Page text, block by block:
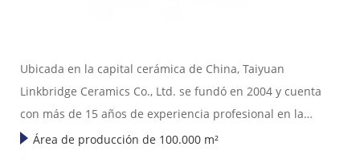
Ubicada en la capital cerámica de China, Taiyuan
Linkbridge Ceramics Co., Ltd. se fundó en 2004 y cuenta
con más de 15 años de experiencia profesional en la
exportación de vajillas de cerámica.
Área de producción de 100.000 m²